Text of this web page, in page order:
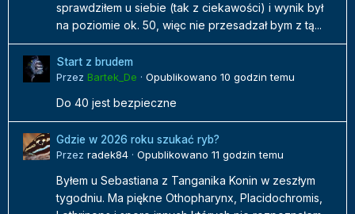
sprawdziłem u siebie (tak z ciekawości) i wynik był
na poziomie ok. 50, więc nie przesadzał bym z tą...
Start z brudem
Przez Bartek_De · Opublikowano 10 godzin temu
Do 40 jest bezpieczne
Gdzie w 2026 roku szukać ryb?
Przez radek84 · Opublikowano 11 godzin temu
Byłem u Sebastiana z Tanganika Konin w zeszłym
tygodniu. Ma piękne Othopharynx, Placidochromis,